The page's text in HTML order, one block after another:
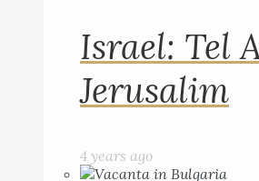
Israel: Tel
Jerusalim
4 years ago